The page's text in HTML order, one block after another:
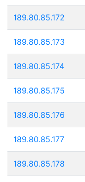
189.80.85.172
189.80.85.173
189.80.85.174
189.80.85.175
189.80.85.176
189.80.85.177
189.80.85.178